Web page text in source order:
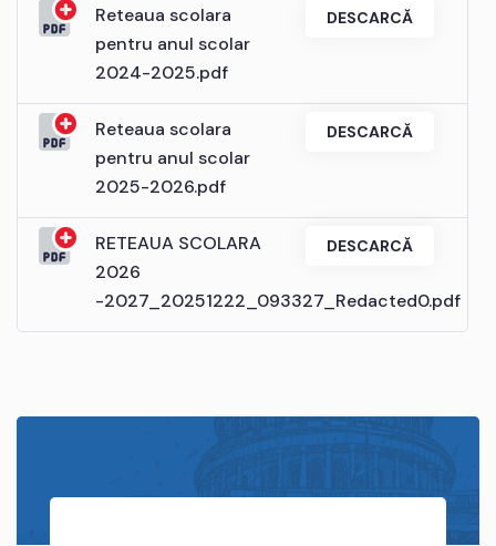
Reteaua scolara
pentru anul scolar
2024-2025.pdf
DESCARCĂ
Reteaua scolara
pentru anul scolar
2025-2026.pdf
DESCARCĂ
RETEAUA SCOLARA
2026
-2027_20251222_093327_Redacted0.pdf
DESCARCĂ